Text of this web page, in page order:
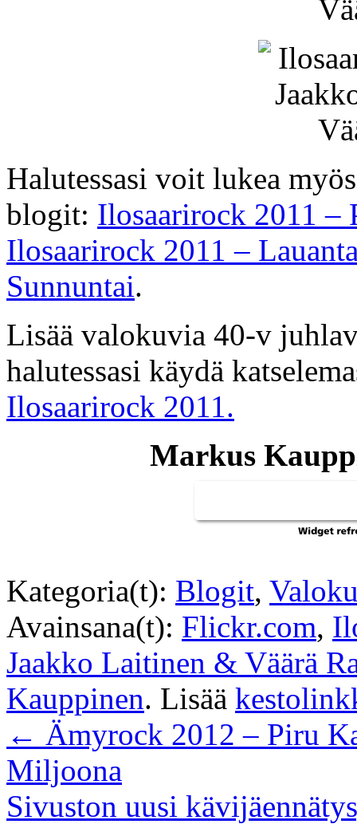
Halutessasi voit lukea
blogit: Ilosaarirock 2011 –
Ilosaarirock 2011 –
Sunnuntai.
Lisää valokuvia 40-v
halutessasi käydä
Ilosaarirock 2011.
Markus
Kategoria(t): Blogit,
Avainsana(t): Flickr.com,
Jaakko Laitinen & Väärä
Kauppinen. Lisää
← Ämyrock 2012 – Piru
Miljoona
Sivuston uusi